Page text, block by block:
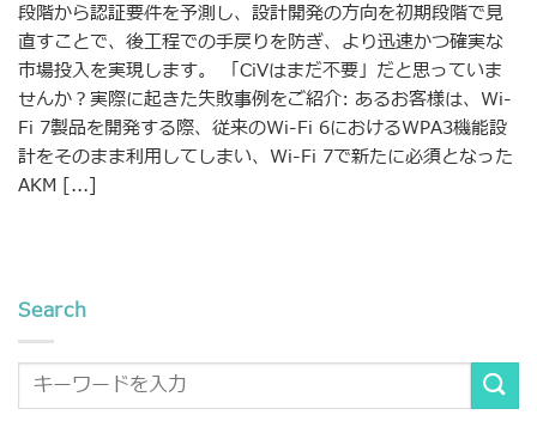
段階から認証要件を予測し、設計開発の方向を初期段階で見
直すことで、後工程での手戻りを防ぎ、より迅速かつ確実な
市場投入を実現します。 「CiVはまだ不要」だと思っていま
せんか？実際に起きた失敗事例をご紹介: あるお客様は、Wi-
Fi 7製品を開発する際、従来のWi-Fi 6におけるWPA3機能設
計をそのまま利用してしまい、Wi-Fi 7で新たに必須となった
AKM [...]
Search